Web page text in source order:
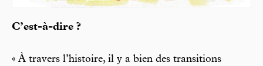
C’est-à-dire ?
« À travers l’histoire, il y a bien des transitions